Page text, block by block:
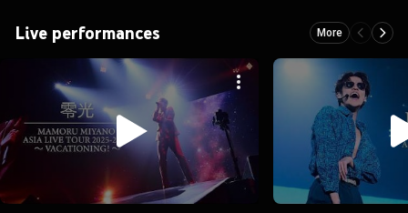
Live performances More